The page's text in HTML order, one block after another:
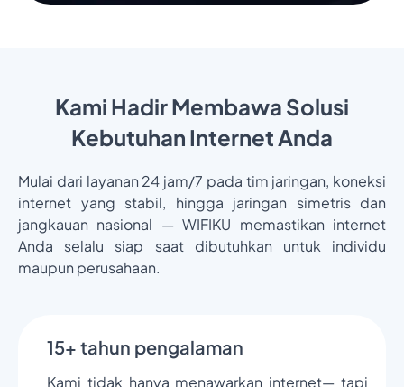
Kami Hadir Membawa Solusi
Kebutuhan Internet Anda
Mulai dari layanan 24 jam/7 pada tim jaringan, koneksi
internet yang stabil, hingga jaringan simetris dan
jangkauan nasional — WIFIKU memastikan internet
Anda selalu siap saat dibutuhkan untuk individu
maupun perusahaan.
15+ tahun pengalaman
Kami tidak hanya menawarkan internet— tapi